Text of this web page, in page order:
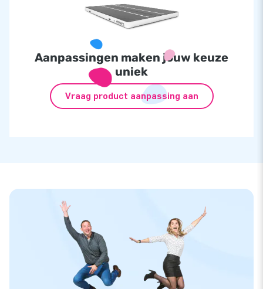
Aanpassingen maken jouw keuze
uniek
Vraag product aanpassing aan